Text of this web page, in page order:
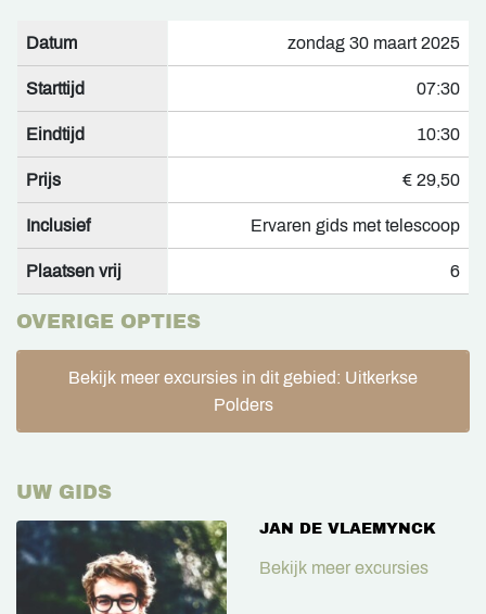
Datum zondag 30 maart 2025
Starttijd 07:30
Eindtijd 10:30
Prijs € 29,50
Inclusief Ervaren gids met telescoop
Plaatsen vrij 6
OVERIGE OPTIES
Bekijk meer excursies in dit gebied: Uitkerkse
Polders
UW GIDS
JAN DE VLAEMYNCK
Bekijk meer excursies